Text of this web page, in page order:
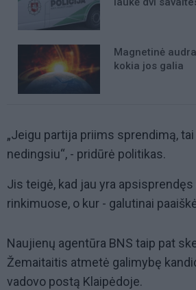
Magnetinė
kokia jos galia
„Jeigu partija priims sprendimą,
nedingsiu“, - pridūrė politikas.
Jis teigė, kad jau yra
rinkimuose, o kur - galutinai
Naujienų agentūra BNS taip pat
Žemaitaitis atmetė galimybę
vadovo postą Klaipėdoje.